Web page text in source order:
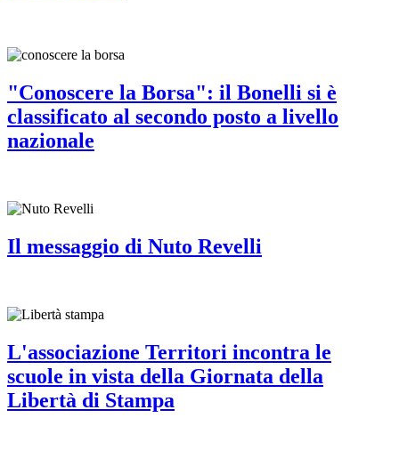
"Conoscere la Borsa": il Bonelli si è
classificato al secondo posto a livello
nazionale
Il messaggio di Nuto Revelli
L'associazione Territori incontra le
scuole in vista della Giornata della
Libertà di Stampa